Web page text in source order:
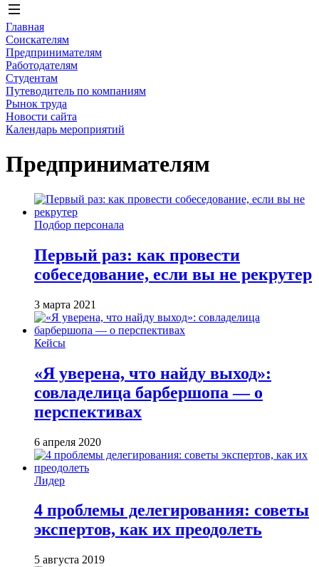
Главная
Соискателям
Предпринимателям
Работодателям
Студентам
Путеводитель по компаниям
Рынок труда
Новости сайта
Календарь мероприятий
Предпринимателям
Подбор персонала
Первый раз: как провести
собеседование, если вы не рекрутер
3 марта 2021
Кейсы
«Я уверена, что найду выход»:
совладелица барбершопа — о
перспективах
6 апреля 2020
Лидер
4 проблемы делегирования: советы
экспертов, как их преодолеть
5 августа 2019